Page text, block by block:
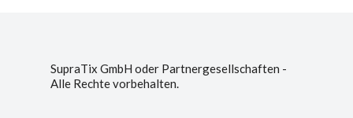
SupraTix GmbH oder Partnergesellschaften -
Alle Rechte vorbehalten.